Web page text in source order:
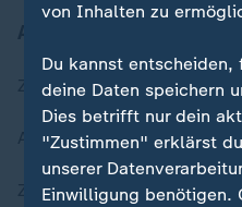
Zuletzt veröffentlicht
Aktuelle Sendungs-Videos
ZDFheute Stories
von Inhalten zu
Du kannst
deine Daten speichern
Dies betrifft nur dein
"Zustimmen" erklärst
unserer
Einwilligung benötigen.